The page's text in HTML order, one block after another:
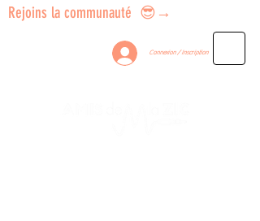
Rejoins la communauté 😎→
Connexion / Inscription